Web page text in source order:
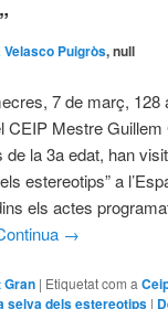
Velasco Puigròs, null
7 de març, 128
CEIP Mestre
de la 3a edat, han
estereotips” a
els actes
→
Gran | Etiquetat com a
selva dels estereotips |